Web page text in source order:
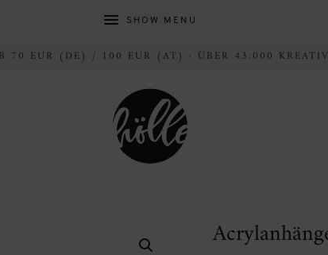
SHOW MENU
70 EUR (DE) / 100 EUR (AT) · ÜBER 43.000